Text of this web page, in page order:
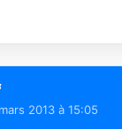
2013 à 15:05